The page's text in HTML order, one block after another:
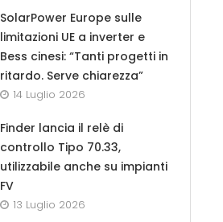
SolarPower Europe sulle
limitazioni UE a inverter e
Bess cinesi: “Tanti progetti in
ritardo. Serve chiarezza”
14 Luglio 2026
Finder lancia il relè di
controllo Tipo 70.33,
utilizzabile anche su impianti
FV
13 Luglio 2026